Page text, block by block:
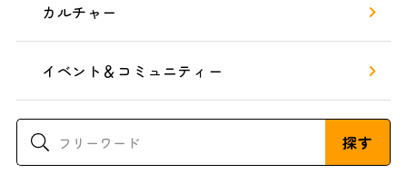
カルチャー
イベント＆コミュニティー
探す